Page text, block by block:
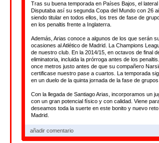
Tras su buena temporada en Países Bajos, el
Disputaba así su segunda Copa del Mundo con 26
siendo titular en todos ellos, los tres de fase de
en los penaltis frente a Inglaterra.
Además, Arias conoce a algunos de los que serán
ocasiones al Atlético de Madrid. La Champions
de nuestro club. En la 2014/15, en octavos de final
eliminatoria, incluida la prórroga antes de los
once metros justo antes de que su compañero
certificase nuestro pase a cuartos. La temporada
en un duelo de la quinta jornada de la fase de
Con la llegada de Santiago Arias, incorporamos un
con un gran potencial físico y con calidad. Viene
deseamos toda la suerte en este bonito y nuevo
Madrid.
añadir comentario